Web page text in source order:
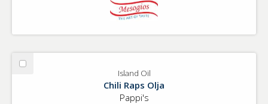
Välj
Island Oil
Chili Raps Olja
Pappi's